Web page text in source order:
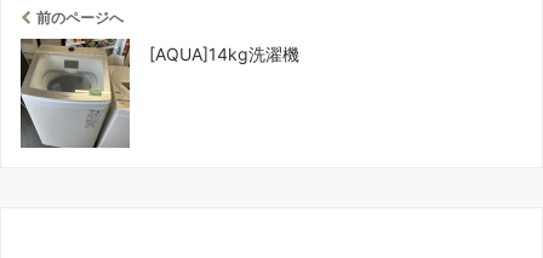
前のページへ
[AQUA]14kg洗濯機